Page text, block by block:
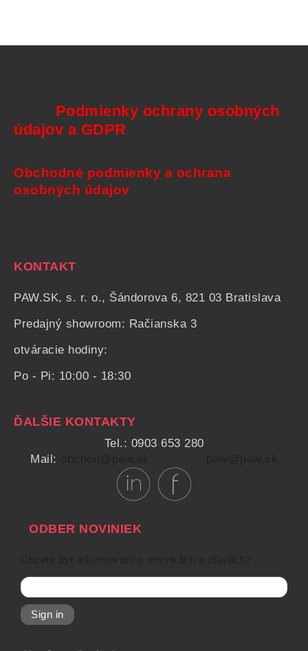
Podmienky ochrany osobných
údajov a GDPR
Obchodné podmienky a ochrana
osobných údajov
KONTAKT
PAW.SK, s. r. o., Šándorova 6, 821 03 Bratislava
Predajný showroom: Račianska 3
otváracie hodiny:
Po - Pi: 10:00 - 18:30
ĎALŠIE KONTAKTY
Tel.: 0903 653 280
Mail:
ODBER NOVINIEK
Sign in